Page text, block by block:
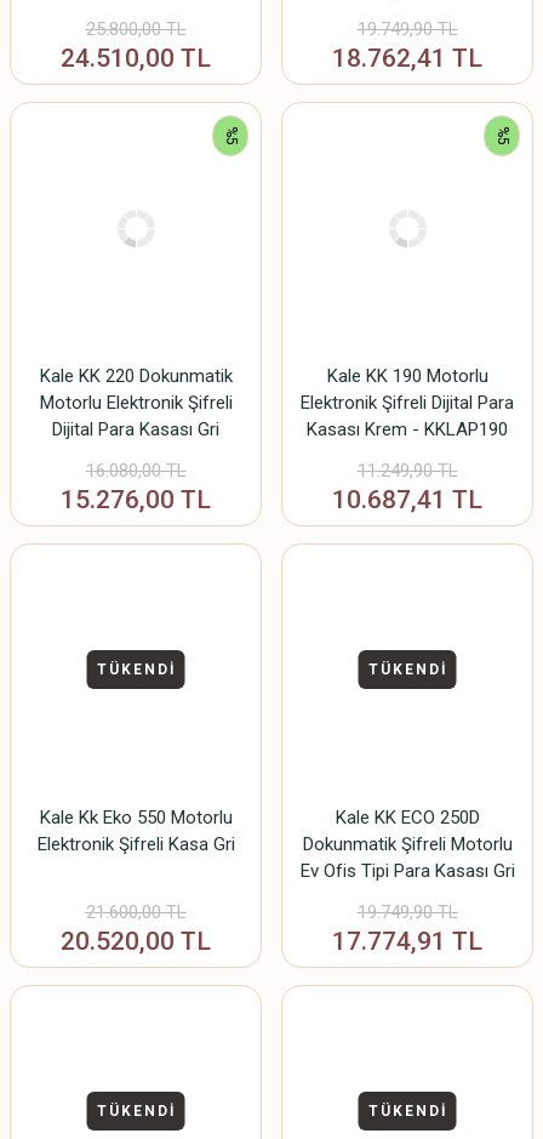
25.800,00 TL
24.510,00 TL
19.749,90 TL
18.762,41 TL
%5
Kale KK 220 Dokunmatik
Motorlu Elektronik Şifreli
Dijital Para Kasası Gri
16.080,00 TL
15.276,00 TL
%5
Kale KK 190 Motorlu
Elektronik Şifreli Dijital Para
Kasası Krem - KKLAP190
11.249,90 TL
10.687,41 TL
TÜKENDİ
Kale Kk Eko 550 Motorlu
Elektronik Şifreli Kasa Gri
21.600,00 TL
20.520,00 TL
TÜKENDİ
Kale KK ECO 250D
Dokunmatik Şifreli Motorlu
Ev Ofis Tipi Para Kasası Gri
19.749,90 TL
17.774,91 TL
TÜKENDİ TÜKENDİ